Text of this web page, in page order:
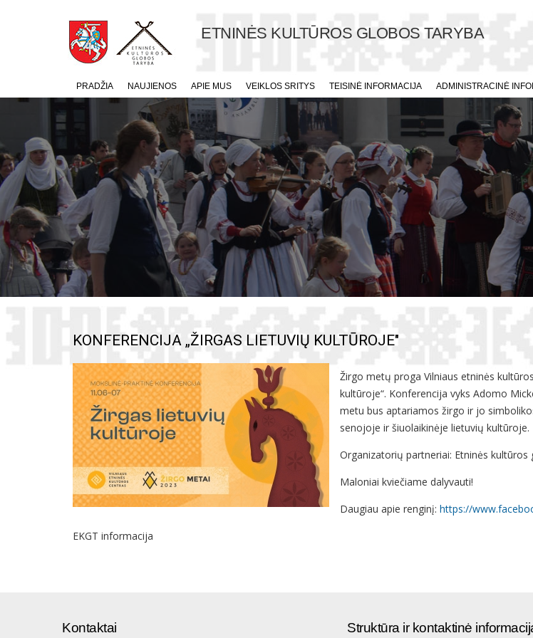
ETNINĖS KULTŪROS GLOBOS TARYBA
PRADŽIA NAUJIENOS APIE MUS VEIKLOS SRITYS TEISINĖ INFORMACIJA ADMINISTRACINĖ
KONFERENCIJA „ŽIRGAS LIETUVIŲ KULTŪROJE"
Žirgo metų proga Vilniaus etninės
kultūroje“. Konferencija vyks Adomo
metu bus aptariamos žirgo ir jo
senojoje ir šiuolaikinėje lietuvių kultūroje.
Organizatorių partneriai: Etninės
Maloniai kviečiame dalyvauti!
Daugiau apie renginį: https://
EKGT informacija
Kontaktai Struktūra ir kontaktinė